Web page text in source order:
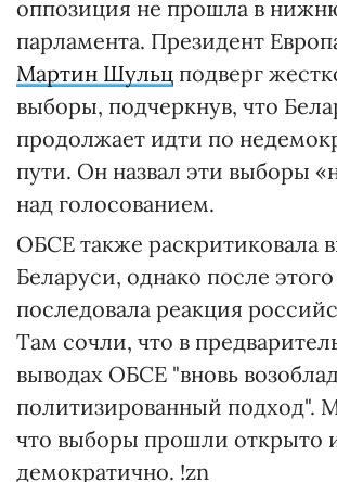
оппозиция не прошла в
парламента. Президент
Мартин Шульц подверг
выборы, подчеркнув, что
продолжает идти по
пути. Он назвал эти выборы
над голосованием.
ОБСЕ также раскритиковала
Беларуси, однако после этого
последовала реакция
Там сочли, что в
выводах ОБСЕ "вновь
политизированный подход".
что выборы прошли открыто
демократично. !zn